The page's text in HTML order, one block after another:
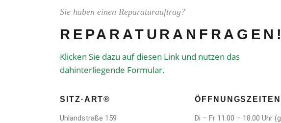
Sie haben einen Reparaturauftrag?
REPARATURANFRAGEN!
Klicken Sie dazu auf diesen Link und nutzen das
dahinterliegende Formular.
SITZ·ART®
Uhlandstraße 159
ÖFFNUNGSZEITEN
Di – Fr 11.00 – 18.00 Uhr